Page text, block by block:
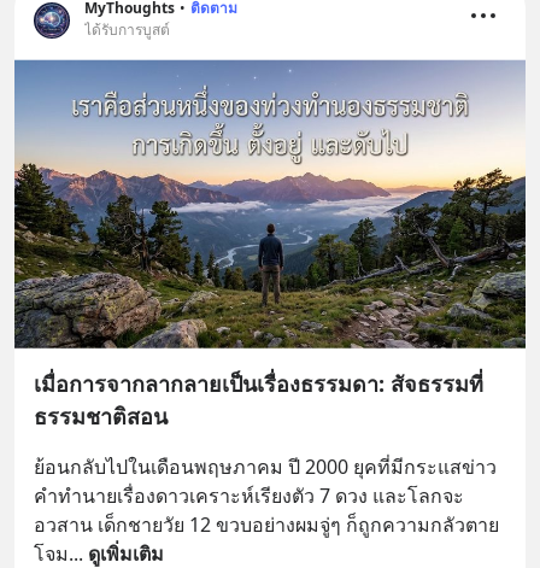
MyThoughts • ติดตาม
ได้รับการบูสต์
เมื่อการจากลากลายเป็นเรื่องธรรมดา: สัจธรรมที่
ธรรมชาติสอน
ย้อนกลับไปในเดือนพฤษภาคม ปี 2000 ยุคที่มีกระแสข่าว
คำทำนายเรื่องดาวเคราะห์เรียงตัว 7 ดวง และโลกจะ
อวสาน เด็กชายวัย 12 ขวบอย่างผมจู่ๆ ก็ถูกความกลัวตาย
โจม... ดูเพิ่มเติม